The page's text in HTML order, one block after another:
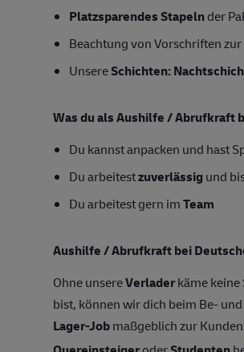
Platzsparendes Stapelnder
Beachtung von Vorschriften zur
UnsereSchichten:
Was du als Aushilfe / Abrufkraft
Du kannst anpacken und hast
Du arbeitestzuverlässig und
Du arbeitest gern imTeam
Aushilfe / Abrufkraft bei
Ohne unsereVerladerkäme keine
bist, können wir dich beim Be-
Lager-Jobmaßgeblich zur